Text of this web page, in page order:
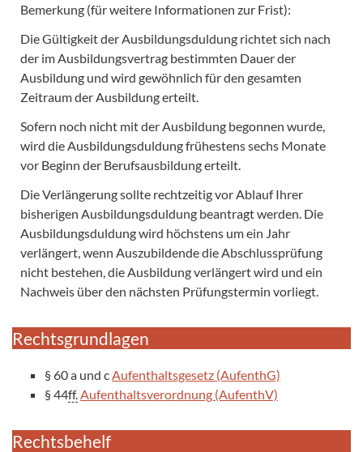
Bemerkung (für weitere Informationen zur Frist):
Die Gültigkeit der Ausbildungsduldung richtet sich nach
der im Ausbildungsvertrag bestimmten Dauer der
Ausbildung und wird gewöhnlich für den gesamten
Zeitraum der Ausbildung erteilt.
Sofern noch nicht mit der Ausbildung begonnen wurde,
wird die Ausbildungsduldung frühestens sechs Monate
vor Beginn der Berufsausbildung erteilt.
Die Verlängerung sollte rechtzeitig vor Ablauf Ihrer
bisherigen Ausbildungsduldung beantragt werden. Die
Ausbildungsduldung wird höchstens um ein Jahr
verlängert, wenn Auszubildende die Abschlussprüfung
nicht bestehen, die Ausbildung verlängert wird und ein
Nachweis über den nächsten Prüfungstermin vorliegt.
Rechtsgrundlagen
§ 60 a und c Aufenthaltsgesetz (AufenthG)
§ 44ff. Aufenthaltsverordnung (AufenthV)
Rechtsbehelf